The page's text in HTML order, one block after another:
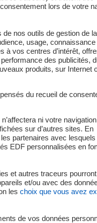
certains matériels afin de
d’essais sur le détecteur
ou maximale de rotation
plusieurs sites n’est pas
à la règle d’essai.
par certains sites pour
afin d’intégrer cette
à l’Autorité de sûreté
INES qui en compte 7, pour
de la centrale nucléaire
pour le fonctionnement
lors de votre
nos outils de gestion de
usage,
à vos centres d’intérêt,
des publicités,
produits, sur Internet
du recueil de
ni votre
sur d’autres sites. En
partenaires avec
EDF personnalisées en
et autres traceurs
et/ou avec des
les choix que vous avez
de vos données